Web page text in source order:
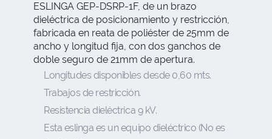
ESLINGA GEP-DSRP-1F, de un brazo
dieléctrica de posicionamiento y restricción,
fabricada en reata de poliéster de 25mm de
ancho y longitud fija, con dos ganchos de
doble seguro de 21mm de apertura.
Longitudes disponibles desde 0,60 mts.
Trabajos de restricción.
Resistencia dieléctrica 9 kV.
Esta eslinga es un equipo dieléctrico (No es